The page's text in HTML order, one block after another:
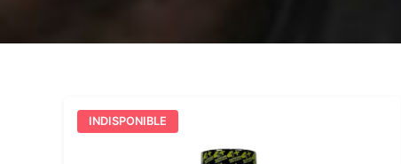
INDISPONIBLE